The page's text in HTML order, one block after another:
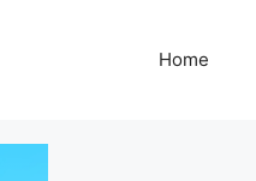
Home